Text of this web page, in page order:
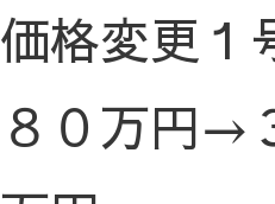
価格変更１
８０万円→